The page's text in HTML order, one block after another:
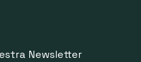
Newsletter